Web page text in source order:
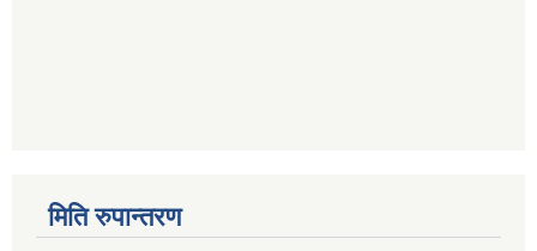
मिति रुपान्तरण